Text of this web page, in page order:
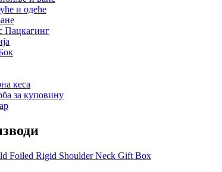
и одеће
Пацкагинг
кеса
за куповину